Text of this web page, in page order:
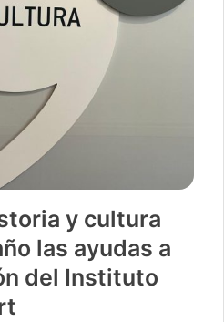
y cultura
las ayudas a
del Instituto